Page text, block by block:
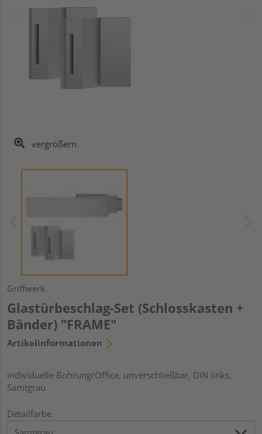
vergrößern
Griffwerk
Glastürbeschlag-Set (Schlosskasten +
Bänder) "FRAME"
Artikelinformationen
individuelle Bohrung/Office, unverschließbar, DIN links,
Samtgrau
Detailfarbe